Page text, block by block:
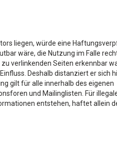
liegen, würde eine
wäre, die Nutzung im Falle
verlinkenden Seiten erkennbar
Deshalb distanziert er sich
gilt für alle innerhalb des eigenen
und Mailinglisten. Für
entstehen, haftet allein